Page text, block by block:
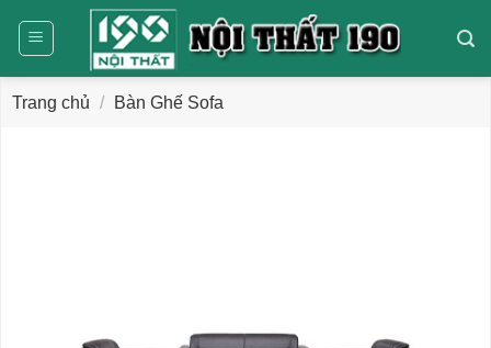
dung
Trang chủ / Bàn Ghế Sofa